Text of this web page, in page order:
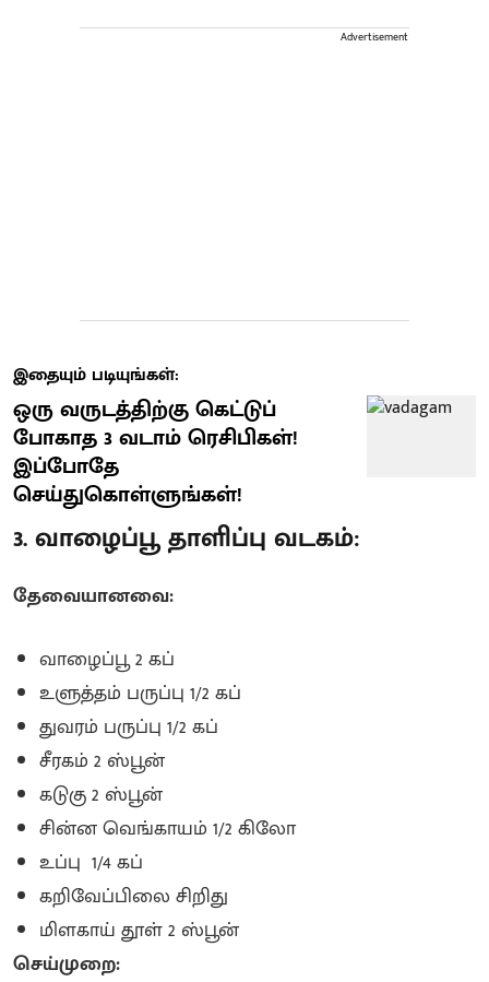
Advertisement
இதையும் படியுங்கள்:
ஒரு வருடத்திற்கு கெட்டுப்
போகாத 3 வடாம் ரெசிபிகள்!
இப்போதே
செய்துகொள்ளுங்கள்!
3. வாழைப்பூ தாளிப்பு வடகம்:
தேவையானவை:
வாழைப்பூ 2 கப்
உளுத்தம் பருப்பு 1/2 கப்
துவரம் பருப்பு 1/2 கப்
சீரகம் 2 ஸ்பூன்
கடுகு 2 ஸ்பூன்
சின்ன வெங்காயம் 1/2 கிலோ
உப்பு 1/4 கப்
கறிவேப்பிலை சிறிது
மிளகாய் தூள் 2 ஸ்பூன்
செய்முறை: